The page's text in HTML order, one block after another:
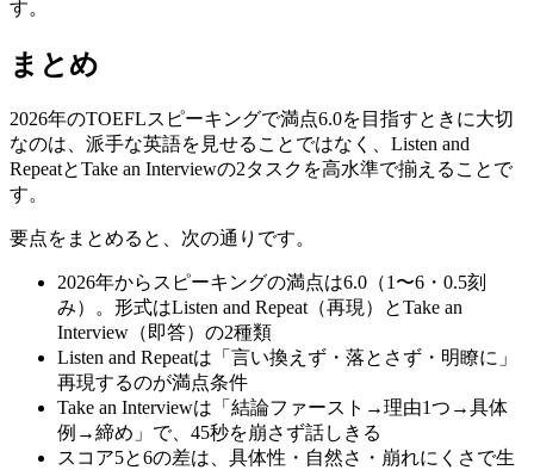
す。
まとめ
2026年のTOEFLスピーキングで満点6.0を目指すときに大切
なのは、派手な英語を見せることではなく、Listen and
RepeatとTake an Interviewの2タスクを高水準で揃えることで
す。
要点をまとめると、次の通りです。
2026年からスピーキングの満点は6.0（1〜6・0.5刻
み）。形式はListen and Repeat（再現）とTake an
Interview（即答）の2種類
Listen and Repeatは「言い換えず・落とさず・明瞭に」
再現するのが満点条件
Take an Interviewは「結論ファースト→理由1つ→具体
例→締め」で、45秒を崩さず話しきる
スコア5と6の差は、具体性・自然さ・崩れにくさで生